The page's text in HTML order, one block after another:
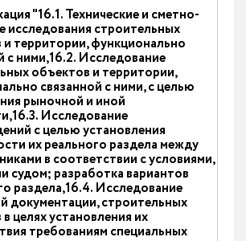
"16.1. Технические и сметно-
исследования строительных
территории, функционально
с ними,16.2. Исследование
объектов и территории,
связанной с ними, с целью
рыночной и иной
Исследование
с целью установления
их реального раздела между
в соответствии с условиями,
судом; разработка вариантов
раздела,16.4. Исследование
документации, строительных
целях установления их
требованиям специальных